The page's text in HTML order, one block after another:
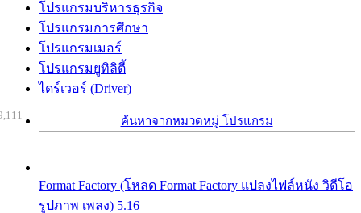
โปรแกรมบริหารธุรกิจ
โปรแกรมการศึกษา
โปรแกรมเมอร์
โปรแกรมยูทิลิตี้
ไดร์เวอร์ (Driver)
ค้นหาจากหมวดหมู่ โปรแกรม
Format Factory (โหลด Format Factory แปลงไฟล์หนัง วิดีโอ
รูปภาพ เพลง) 5.16